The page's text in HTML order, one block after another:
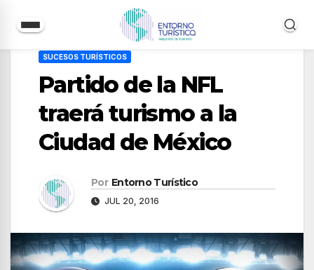
contenido
SUCESOS TURÍSTICOS
Partido de la NFL
traerá turismo a la
Ciudad de México
Por Entorno Turístico
JUL 20, 2016